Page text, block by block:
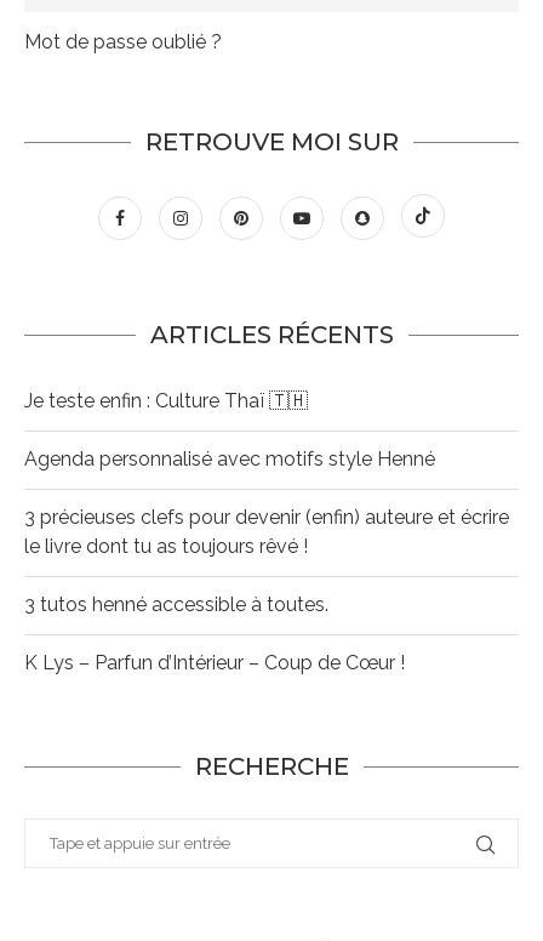
Mot de passe oublié ?
RETROUVE MOI SUR
ARTICLES RÉCENTS
Je teste enfin : Culture Thaï 🇹🇭
Agenda personnalisé avec motifs style Henné
3 précieuses clefs pour devenir (enfin) auteure et écrire
le livre dont tu as toujours rêvé !
3 tutos henné accessible à toutes.
K Lys – Parfun d’Intérieur – Coup de Cœur !
RECHERCHE